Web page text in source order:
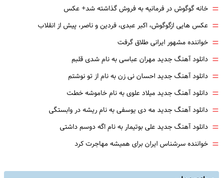
= خانه گوگوش در فرمانیه به فروش گذاشته شد+ عکس
= عکس هایی ازگوگوش، اکبر عبدی، فردین و ناصر، پیش از انقلاب
= خواننده مشهور ایرانی طلاق گرفت
= دانلود آهنگ جدید مهران عباسی به نام شدی قلبم
= دانلود آهنگ جدید احسان نی زن به نام از تو نوشتم
= دانلود آهنگ جدید میلاد علوی به نام خاموشه خطت
= دانلود آهنگ جدید مه دی یوسفی به نام ریشه در وابستگی
= دانلود آهنگ جدید علی بوتیمار به نام اگه دوسم داشتی
= خواننده سرشناس ایران برای همیشه مهاجرت کرد